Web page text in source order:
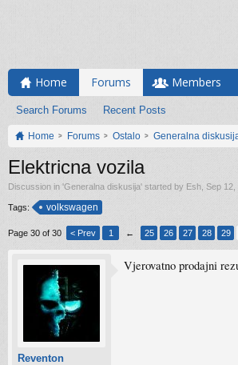
Home Forums
Search Forums Recent Posts
Members
Home Forums Ostalo Generalna
Elektricna vozila
Discussion in 'Generalna diskusija' started by Esh Sep 12,
Tags: volkswagen
Page 30 of 30 < Prev 1 ← 25 26 27 28 29
Reventon
Vjerovatno prodajni